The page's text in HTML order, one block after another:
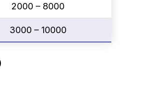
2000 – 8000
3000 – 10000